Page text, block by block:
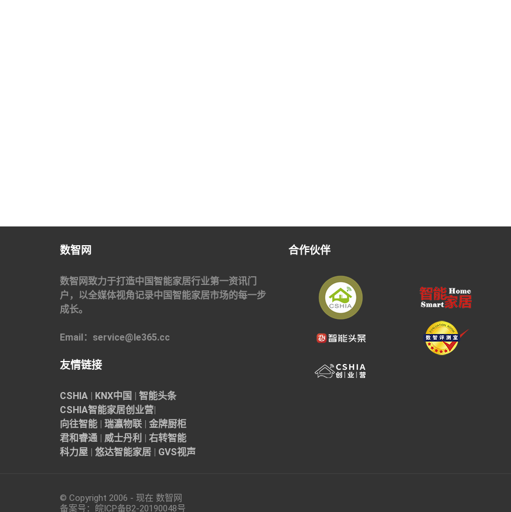
数智网
数智网致力于打造中国智能家居行业第一资讯门
户，以全媒体视角记录中国智能家居市场的每一步
成长。
Email：service@le365.cc
友情链接
CSHIA | KNX中国 | 智能头条
CSHIA智能家居创业营|
向往智能 | 瑞瀛物联 | 金牌厨柜
君和睿通 | 威士丹利 | 右转智能
科力屋 | 悠达智能家居 | GVS视声
合作伙伴
© Copyright 2006 - 现在 数智网
备案号： 皖ICP备B2-20190048号